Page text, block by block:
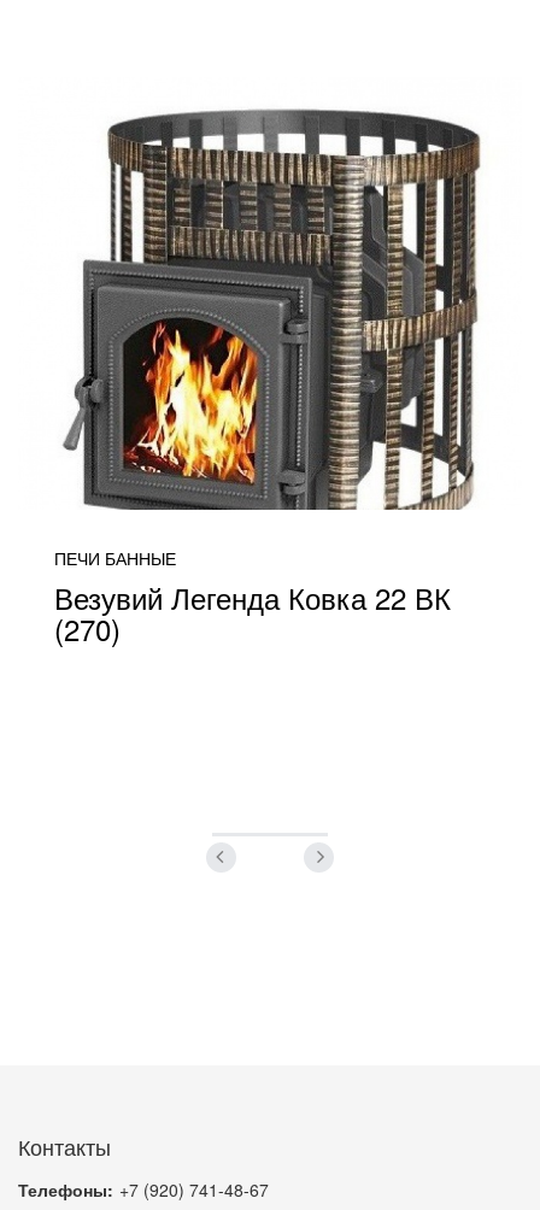
ПЕЧИ БАННЫЕ
Везувий Легенда Ковка 22 ВК
(270)
Контакты
Телефоны: +7 (920) 741-48-67